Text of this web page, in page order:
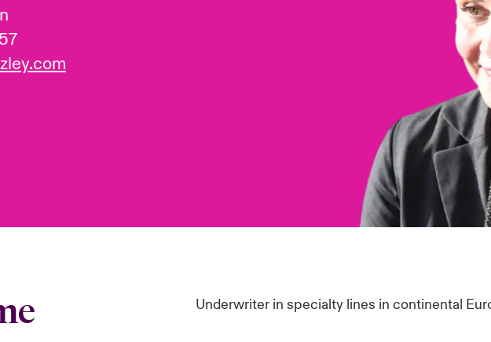
Underwriter in specialty lines in continental